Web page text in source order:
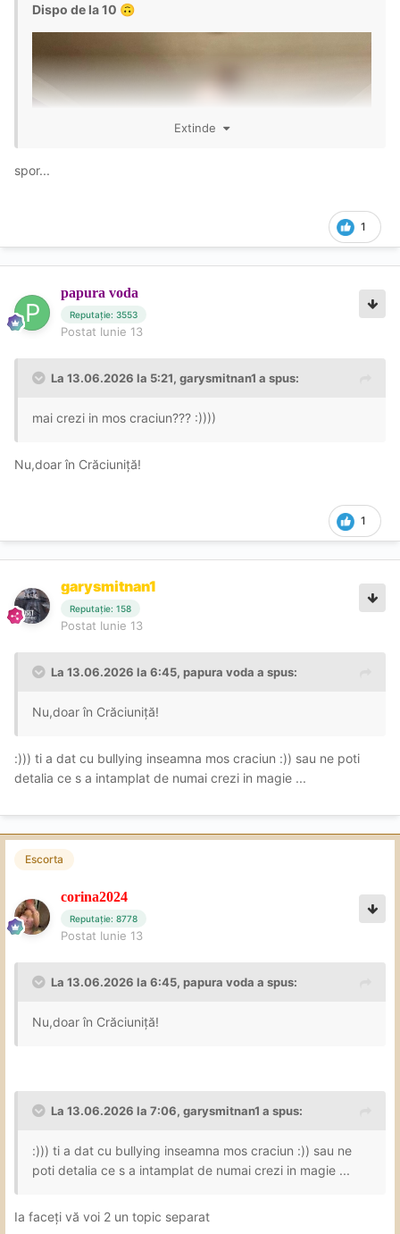
Dispo de la 10 🙃
Extinde
spor...
1
papura voda
Reputație: 3553
Postat Iunie 13
La 13.06.2026 la 5:21, garysmitnan1 a spus:
mai crezi in mos craciun??? :))))
Nu,doar în Crăciuniță!
1
garysmitnan1
Reputație: 158
Postat Iunie 13
La 13.06.2026 la 6:45, papura voda a spus:
Nu,doar în Crăciuniță!
:))) ti a dat cu bullying inseamna mos craciun :)) sau ne poti
detalia ce s a intamplat de numai crezi in magie ...
Escorta
corina2024
Reputație: 8778
Postat Iunie 13
La 13.06.2026 la 6:45, papura voda a spus:
Nu,doar în Crăciuniță!
La 13.06.2026 la 7:06, garysmitnan1 a spus:
:))) ti a dat cu bullying inseamna mos craciun :)) sau ne
poti detalia ce s a intamplat de numai crezi in magie ...
Ia faceți vă voi 2 un topic separat